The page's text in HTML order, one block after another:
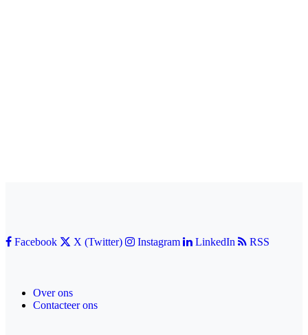
Facebook X (Twitter) Instagram LinkedIn RSS
Over ons
Contacteer ons